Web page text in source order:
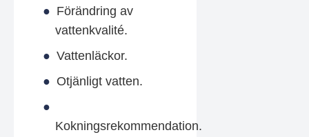
Förändring av
vattenkvalité.
Vattenläckor.
Otjänligt vatten.
Kokningsrekommendation.